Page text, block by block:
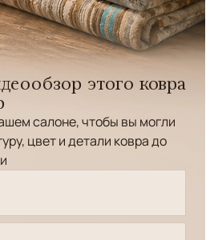
этого ковра
салоне, чтобы вы могли
цвет и детали ковра до